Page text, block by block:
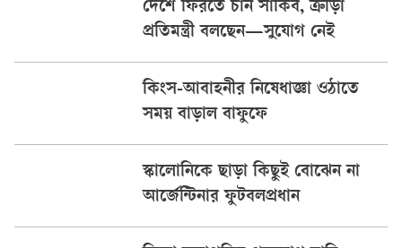
দেশে ফিরতে চান সাকিব, ক্রীড়া
প্রতিমন্ত্রী বলছেন—সুযোগ নেই
কিংস-আবাহনীর নিষেধাজ্ঞা ওঠাতে
সময় বাড়াল বাফুফে
স্কালোনিকে ছাড়া কিছুই বোঝেন না
আর্জেন্টিনার ফুটবলপ্রধান